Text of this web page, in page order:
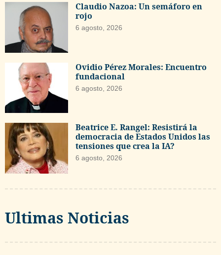
Claudio Nazoa: Un semáforo en
rojo
6 agosto, 2026
Ovidio Pérez Morales: Encuentro
fundacional
6 agosto, 2026
Beatrice E. Rangel: Resistirá la
democracia de Estados Unidos las
tensiones que crea la IA?
6 agosto, 2026
Ultimas Noticias